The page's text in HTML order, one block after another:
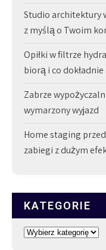
Studio architektury
z myślą o Twoim
Opiłki w filtrze
biorą i co dokładnie
Zabrze
wymarzony wyjazd
Home staging
zabiegi z dużym
KATEGORIE
Kategorie